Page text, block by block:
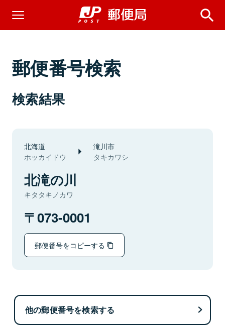
郵便番号検索
検索結果
北海道
ホッカイドウ
滝川市
タキカワシ
北滝の川
キタタキノカワ
073-0001
郵便番号をコピーする
他の郵便番号を検索する